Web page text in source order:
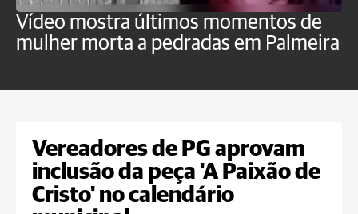
Vídeo mostra últimos momentos de
mulher morta a pedradas em Palmeira
Vereadores de PG aprovam
inclusão da peça 'A Paixão de
Cristo' no calendário